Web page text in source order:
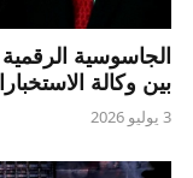
الجاسوسية
بين وكالة
3 يوليو 2026